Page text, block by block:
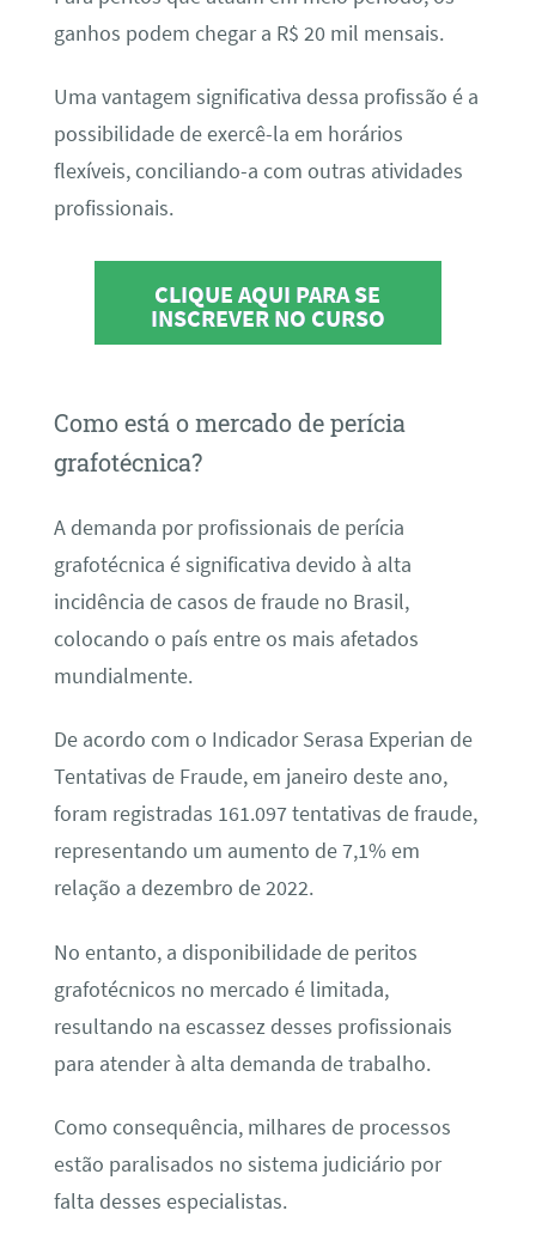
ganhos podem chegar a R$ 20 mil mensais.
Uma vantagem significativa dessa profissão é a
possibilidade de exercê-la em horários
flexíveis, conciliando-a com outras atividades
profissionais.
CLIQUE AQUI PARA SE
INSCREVER NO CURSO
Como está o mercado de perícia
grafotécnica?
A demanda por profissionais de perícia
grafotécnica é significativa devido à alta
incidência de casos de fraude no Brasil,
colocando o país entre os mais afetados
mundialmente.
De acordo com o Indicador Serasa Experian de
Tentativas de Fraude, em janeiro deste ano,
foram registradas 161.097 tentativas de fraude,
representando um aumento de 7,1% em
relação a dezembro de 2022.
No entanto, a disponibilidade de peritos
grafotécnicos no mercado é limitada,
resultando na escassez desses profissionais
para atender à alta demanda de trabalho.
Como consequência, milhares de processos
estão paralisados no sistema judiciário por
falta desses especialistas.